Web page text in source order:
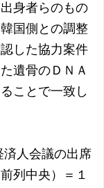
身者らのもの
国側との調整
した協力案件
遺骨のＤＮＡ
ことで一致し
済人会議の出席
列中央）＝１